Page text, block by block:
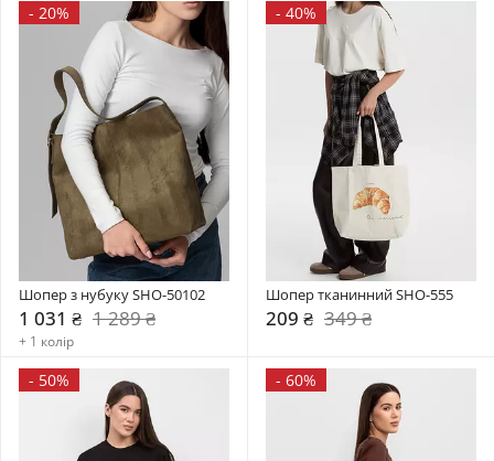
- 20%
Шопер з нубуку SHO-50102
1 031 ₴ 1 289 ₴
+ 1 колір
- 40%
Шопер тканинний SHO-555
209 ₴ 349 ₴
- 50% - 60%